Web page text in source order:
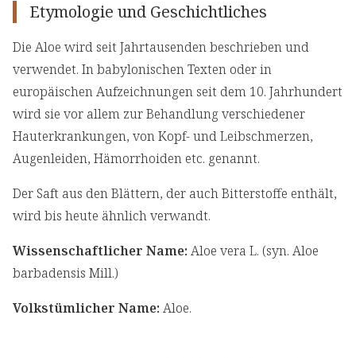
Etymologie und Geschichtliches
Die Aloe wird seit Jahrtausenden beschrieben und
verwendet. In babylonischen Texten oder in
europäischen Aufzeichnungen seit dem 10. Jahrhundert
wird sie vor allem zur Behandlung verschiedener
Hauterkrankungen, von Kopf- und Leibschmerzen,
Augenleiden, Hämorrhoiden etc. genannt.
Der Saft aus den Blättern, der auch Bitterstoffe enthält,
wird bis heute ähnlich verwandt.
Wissenschaftlicher Name: Aloe vera L. (syn. Aloe
barbadensis Mill.)
Volkstümlicher Name: Aloe.